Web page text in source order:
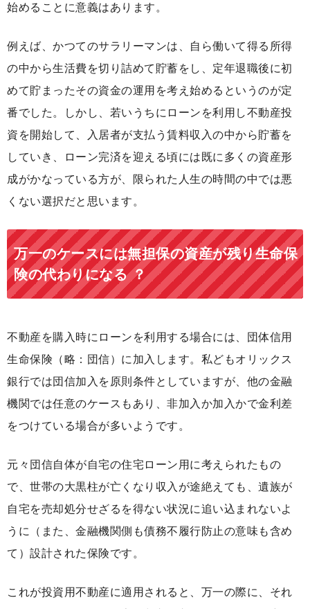
始めることに意義はあります。
例えば、かつてのサラリーマンは、自ら働いて得る所得
の中から生活費を切り詰めて貯蓄をし、定年退職後に初
めて貯まったその資金の運用を考え始めるというのが定
番でした。しかし、若いうちにローンを利用し不動産投
資を開始して、入居者が支払う賃料収入の中から貯蓄を
していき、ローン完済を迎える頃には既に多くの資産形
成がかなっている方が、限られた人生の時間の中では悪
くない選択だと思います。
万一のケースには無担保の資産が残り生命保
険の代わりになる ？
不動産を購入時にローンを利用する場合には、団体信用
生命保険（略：団信）に加入します。私どもオリックス
銀行では団信加入を原則条件としていますが、他の金融
機関では任意のケースもあり、非加入か加入かで金利差
をつけている場合が多いようです。
元々団信自体が自宅の住宅ローン用に考えられたもの
で、世帯の大黒柱が亡くなり収入が途絶えても、遺族が
自宅を売却処分せざるを得ない状況に追い込まれないよ
うに（また、金融機関側も債務不履行防止の意味も含め
て）設計された保険です。
これが投資用不動産に適用されると、万一の際に、それ